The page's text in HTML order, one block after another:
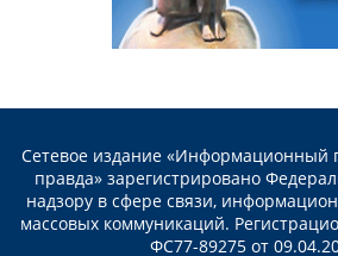
Сетевое издание «Информационный
правда» зарегистрировано
надзору в сфере связи,
массовых коммуникаций.
ФС77-89275 от